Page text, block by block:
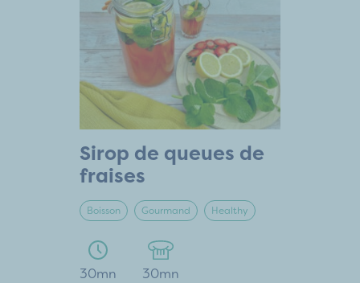
Sirop de queues de
fraises
Boisson Gourmand Healthy
30mn 30mn